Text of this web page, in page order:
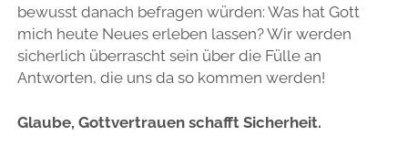
bewusst danach befragen würden: Was hat Gott
mich heute Neues erleben lassen? Wir werden
sicherlich überrascht sein über die Fülle an
Antworten, die uns da so kommen werden!
Glaube, Gottvertrauen schafft Sicherheit.